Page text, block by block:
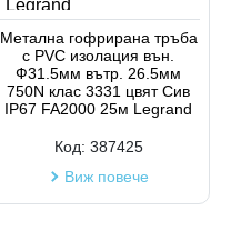
Метална гофрирана тръба
с PVC изолация вън.
Ф31.5мм вътр. 26.5мм
750N клас 3331 цвят Сив
IP67 FA2000 25м Legrand
Код: 387425
Виж повече